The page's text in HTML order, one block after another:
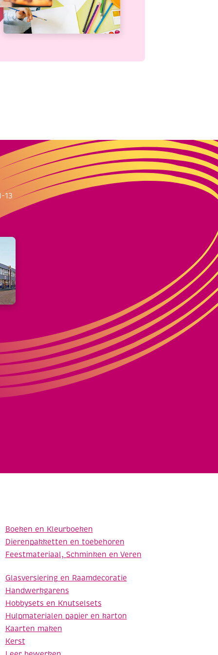
13
Boeken en Kleurboeken
Dierenpakketten en toebehoren
Feestmateriaal, Schminken en Veren
Glasversiering en Raamdecoratie
Handwerkgarens
Hobbysets en Knutselsets
Hulpmaterialen papier en karton
Kaarten maken
Kerst